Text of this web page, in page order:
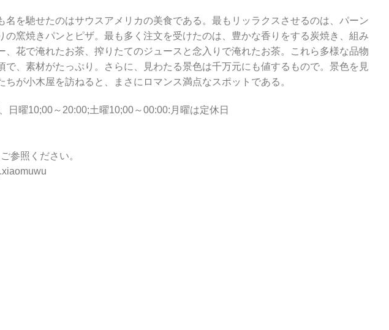
を馳せたのはサウスアメリカの美食である。最もリッラクスさせるのは、パーン
窯焼きパンとピザ。最も多く注文を受けたのは、豊かな香りをする炭焼き、組み
花で淹れたお茶、搾りたてのジュースと念入りで淹れたお茶。これら多様な品物
、素材がたっぷり。さらに、見わたる景色は千万元にも値するもので。景色を見
が小木屋を訪ねると、まさにロマンス満点なスポットである。
日曜10;00～20:00;土曜10;00～00:00:月曜は定休日
参照ください。